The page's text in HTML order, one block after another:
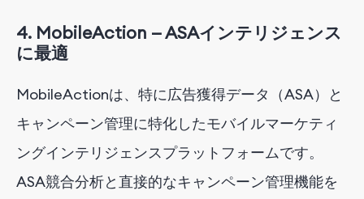
4. MobileAction —ASAインテリジェンス
に最適
MobileActionは、特に広告獲得データ （ASA）
と
キャンペーン管理に特化したモバイルマーケティ
ングインテリジェンスプラットフォームです。
ASA競合分析と直接的なキャンペーン管理機能を